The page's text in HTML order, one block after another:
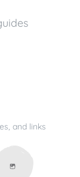
and links